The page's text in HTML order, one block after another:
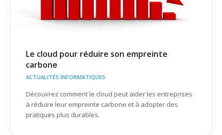
Le cloud pour réduire son empreinte
carbone
ACTUALITÉS INFORMATIQUES
Découvrez comment le cloud peut aider les entreprises
à réduire leur empreinte carbone et à adopter des
pratiques plus durables.